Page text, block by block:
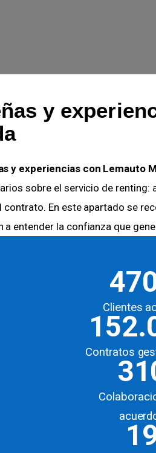
y
y experiencias con Lemauto
sobre el servicio de
contrato. En este apartado se
a entender la confianza que
Clientes
Contratos